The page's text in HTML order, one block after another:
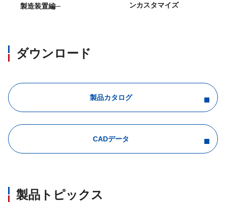
製造装置編─
ンカスタマイズ
ダウンロード
製品カタログ
CADデータ
製品トピックス